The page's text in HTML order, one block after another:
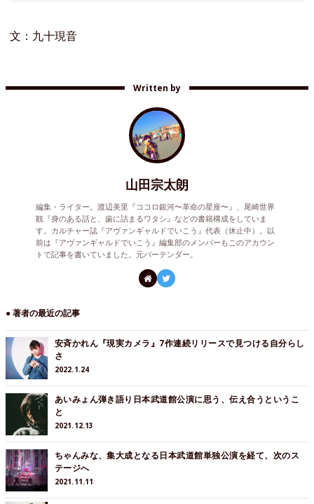
文：九十現音
Written by
山田宗太朗
編集・ライター。渡辺美里『ココロ銀河〜革命の星座〜』、尾崎世界
観『身のある話と、歯に詰まるワタシ』などの書籍構成をしていま
す。カルチャー誌『アヴァンギャルドでいこう』代表（休止中）。以
前は『アヴァンギャルドでいこう』編集部のメンバーもこのアカウン
トで記事を書いていました。元バーテンダー。
● 著者の最近の記事
安斉かれん『現実カメラ』7作連続リリースで見つける自分らし
さ
2022.1.24
あいみょん弾き語り日本武道館公演に思う、伝え合うというこ
と
2021.12.13
ちゃんみな、集大成となる日本武道館単独公演を経て、次のス
テージへ
2021.11.11